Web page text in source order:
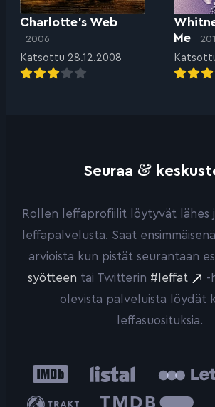
Charlotte’s Web
2006
Katsottu 28.12.2008
Me
Seuraa &
Rollen leffaprofiilit löytyvät lähes
leffapalvelusta. Saat
arvioista kun pistät seurantaan
syötteen tai Twitterin #leffat
-
olevista palveluista löydät
leffasuosituksia.
IMDb Listal